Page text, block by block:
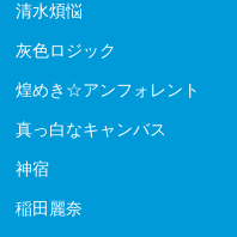
清水煩悩
灰色ロジック
煌めき☆アンフォレント
真っ白なキャンバス
神宿
稲田麗奈